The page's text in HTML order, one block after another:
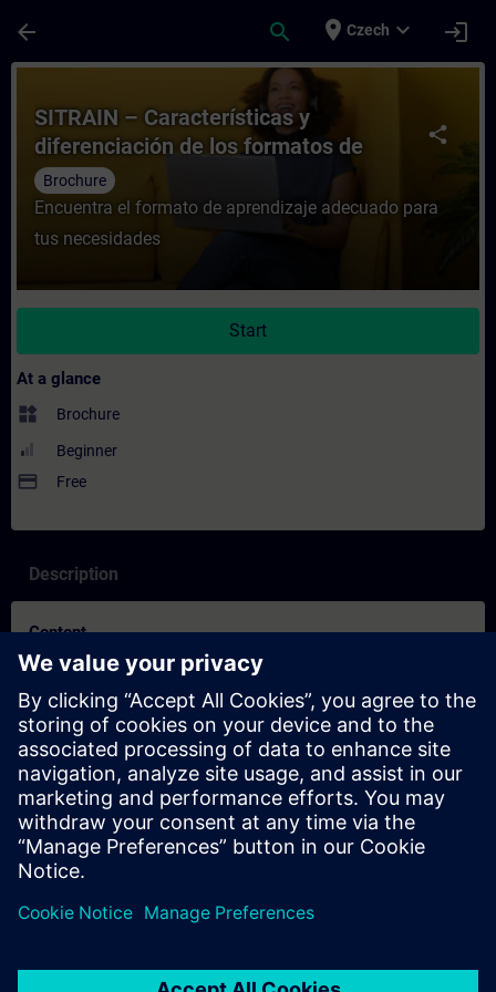
arrow_back search place Czech expand_more login
Course - SITRAIN – Características y
share
SITRAIN – Características y
diferenciación de los formatos de
aprendizaje
Brochure
Encuentra el formato de aprendizaje adecuado para
tus necesidades
Start
At a glance
widgets Brochure
Beginner
payment Free
Description
Content
SITRAIN – Características y diferenciación de los formatos de